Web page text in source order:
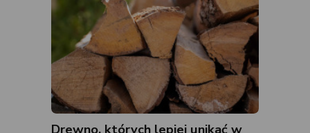
Drewno, których lepiej unikać w